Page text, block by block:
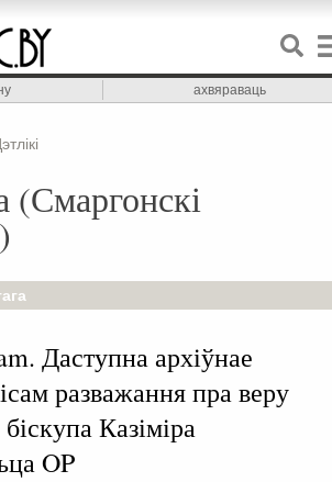
ахвяраваць
(Смаргонскі
Даступна архіўнае
разважання пра веру
Казіміра
OP